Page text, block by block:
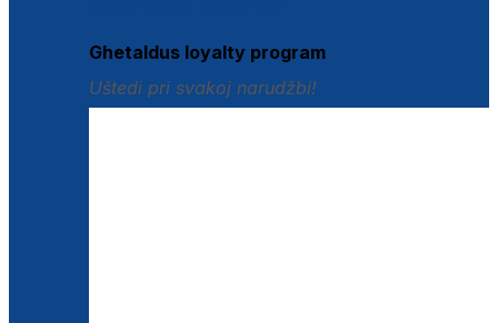
Ghetaldus loyalty program
Uštedi pri svakoj narudžbi!